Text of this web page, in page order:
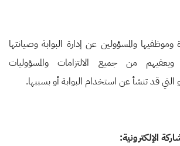
وموظفيها والمسؤولين عن إدارة البوابة وصيانتها
ويعفيهم من جميع الالتزامات والمسؤوليات
التي قد تنشأ عن استخدام البوابة أو بسببها.
الإلكترونية: